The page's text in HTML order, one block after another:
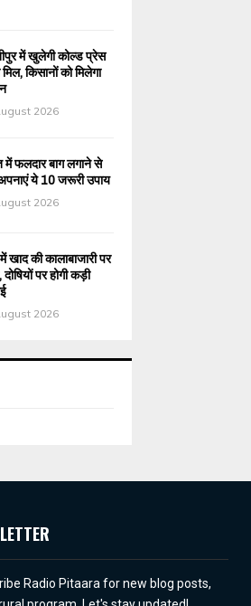
में खुलेगी कोल्ड प्रेस
किसानों को मिलेगा
2026
फलदार बाग लगाने से
ये 10 जरूरी उपाय
2026
में खाद की कालाबाजारी पर
पर होगी कड़ी
2026
Radio Pitaara for new blog posts,